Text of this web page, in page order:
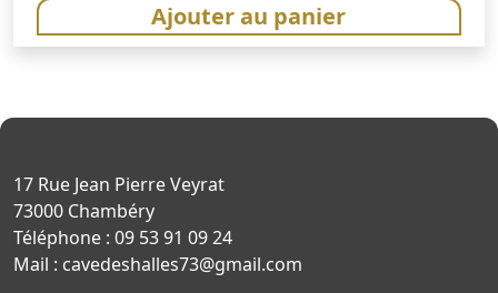
Ajouter au panier
17 Rue Jean Pierre Veyrat
73000 Chambéry
Téléphone : 09 53 91 09 24
Mail : cavedeshalles73@gmail.com